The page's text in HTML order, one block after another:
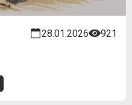
28.01.2026 921